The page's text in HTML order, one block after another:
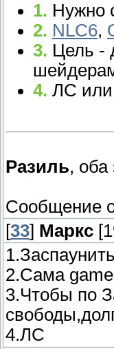
1. Нужно
2. NLC6,
3. Цель -
4. ЛС или
Разиль, оба
Сообщение
[33] Маркс
2.Сама
3.Чтобы по
4.ЛС